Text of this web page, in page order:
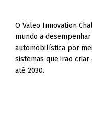
O Valeo Innovation
mundo a
automobilística por
sistemas que irão
até 2030.